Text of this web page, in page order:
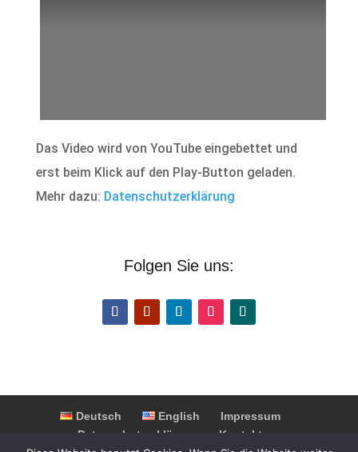
Das Video wird von YouTube eingebettet und
erst beim Klick auf den Play-Button geladen.
Mehr dazu: Datenschutzerklärung
Folgen Sie uns:
Deutsch English
Impressum
Datenschutzerklärung
Kontakt